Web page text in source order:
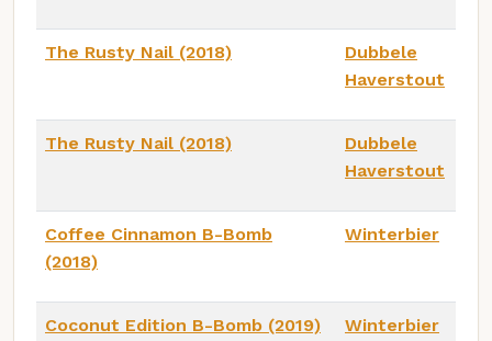
The Rusty Nail (2018)
Dubbele
Haverstout
The Rusty Nail (2018)
Dubbele
Haverstout
Coffee Cinnamon B-Bomb
(2018)
Winterbier
Coconut Edition B-Bomb (2019) Winterbier